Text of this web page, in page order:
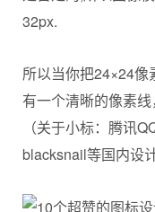
32px.
所以当你把24×24
有一个清晰的像素
（关于小标：腾讯
blacksnail等国内设